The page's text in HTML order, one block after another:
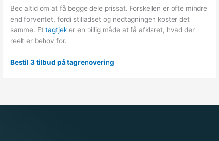
Bed altid om at få begge dele prissat. Forskellen er ofte mindre
end forventet, fordi stilladset og nedtagningen koster det
samme. Ettagtjek er en billig måde at få afklaret, hvad der
reelt er behov for.
Bestil 3 tilbud på tagrenovering